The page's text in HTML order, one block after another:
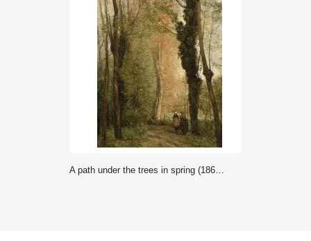
A path under the trees in spring (1860-1870) - Jean Baptiste Camille Corot